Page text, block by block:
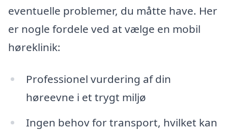
eventuelle problemer, du måtte have. Her
er nogle fordele ved at vælge en mobil
høreklinik:
Professionel vurdering af din
høreevne i et trygt miljø
Ingen behov for transport, hvilket kan